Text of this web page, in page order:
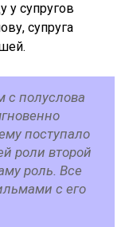
у супругов
супруга
с полуслова
поступало
роли второй
роль. Все
с его